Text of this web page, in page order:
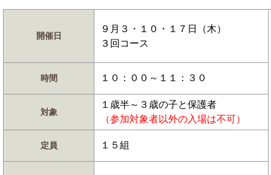
開催日
９月３・１０・１７日（木）
３回コース
時間 １０：００～１１：３０
対象
１歳半～３歳の子と保護者
（参加対象者以外の入場は不可）
定員 １５組